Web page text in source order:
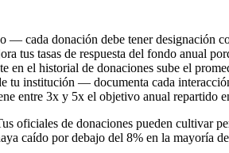
— cada donación debe tener designación
tus tasas de respuesta del fondo anual
en el historial de donaciones sube el
tu institución — documenta cada
entre 3x y 5x el objetivo anual repartido
oficiales de donaciones pueden cultivar
caído por debajo del 8% en la mayoría